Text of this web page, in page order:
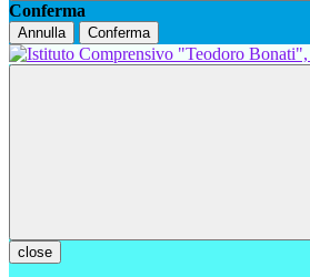
Conferma
Annulla Conferma
close